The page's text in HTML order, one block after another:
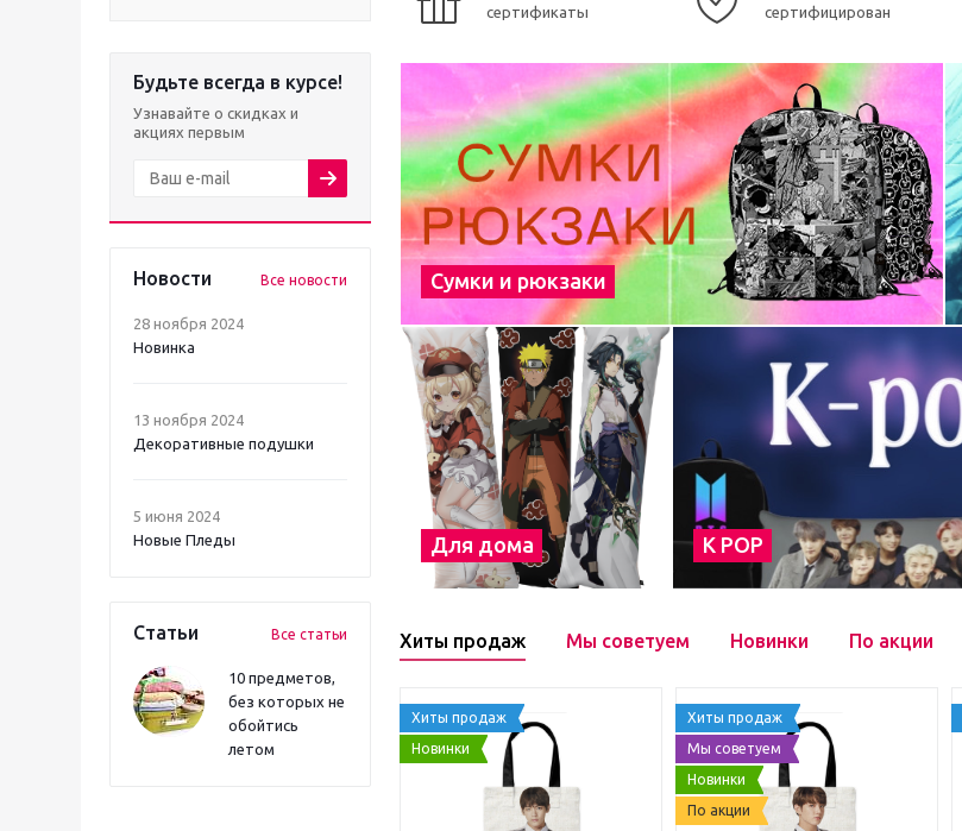
Будьте всегда в курсе!
Узнавайте о скидках и
акциях первым
Новости Все новости
28 ноября 2024
Новинка
13 ноября 2024
Декоративные подушки
5 июня 2024
Новые Пледы
Статьи Все статьи
10 предметов,
без которых не
обойтись
летом
сертификаты
сертифицирован
Сумки и рюкзаки
Для дома К POP
Хиты продаж Мы советуем Новинки По акции
Хиты продаж
Новинки
Хиты продаж
Мы советуем
Новинки
По акции